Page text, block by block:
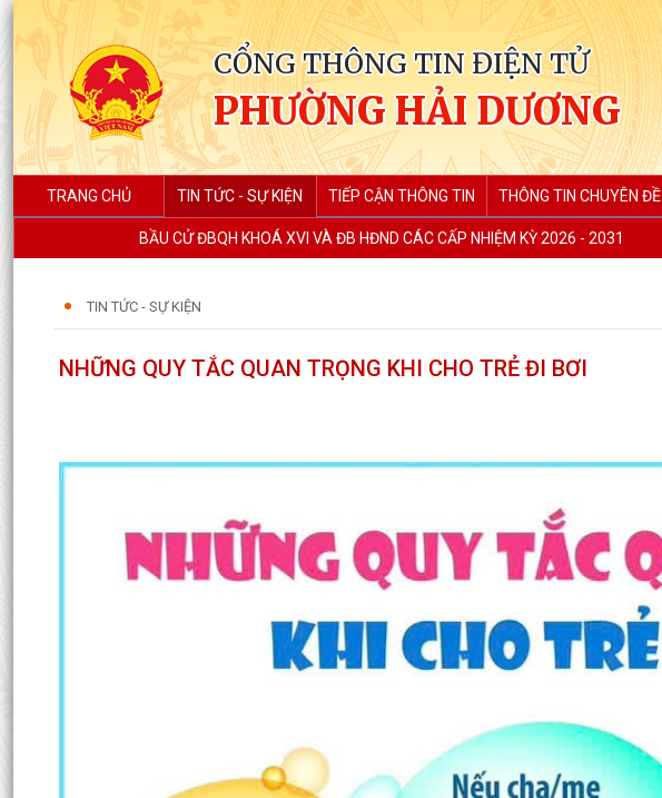
CỔNG THÔNG TIN ĐIỆN TỬ
PHƯỜNG HẢI DƯƠNG
TRANG CHỦ TIN TỨC - SỰ KIỆN TIẾP CẬN THÔNG TIN THÔNG TIN CHUYÊN ĐỀ
BẦU CỬ ĐBQH KHOÁ XVI VÀ ĐB HĐND CÁC CẤP NHIỆM KỲ 2026 - 2031
TIN TỨC - SỰ KIỆN
NHỮNG QUY TẮC QUAN TRỌNG KHI CHO TRẺ ĐI BƠI